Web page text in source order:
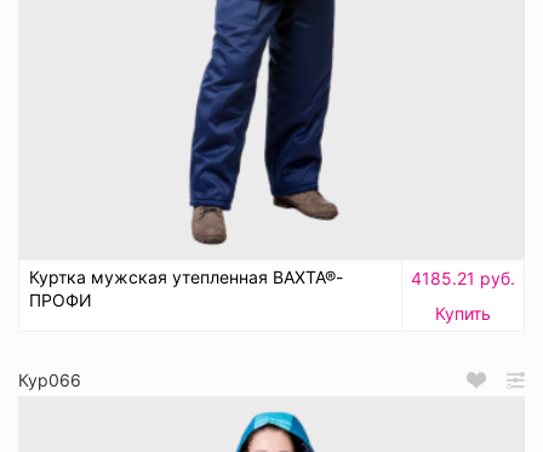
Куртка мужская утепленная ВАХТА®-
ПРОФИ
4185.21 руб.
Купить
Кур066